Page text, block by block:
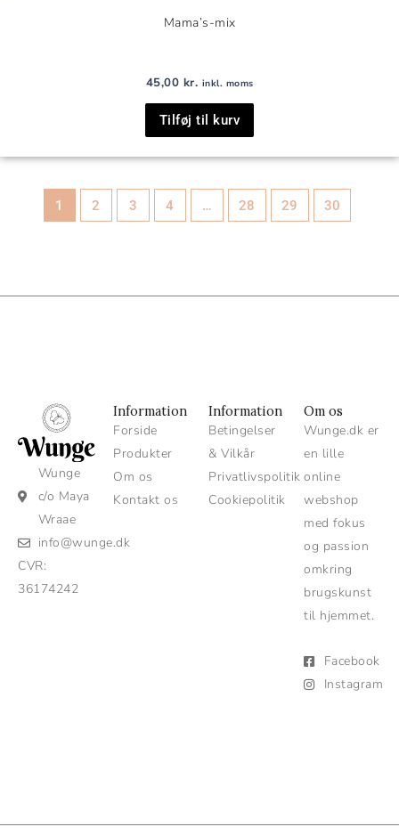
Mama’s-mix
45,00 kr. inkl. moms
Tilføj til kurv
1 2 3 4 … 28 29 30
Wunge
c/o Maya
Wraae
info@wunge.dk
CVR:
36174242
Information
Forside
Produkter
Om os
Kontakt os
Information
Betingelser
& Vilkår
Privatlivspolitik
Cookiepolitik
Om os
Wunge.dk er
en lille
online
webshop
med fokus
og passion
omkring
brugskunst
til hjemmet.
Facebook
Instagram